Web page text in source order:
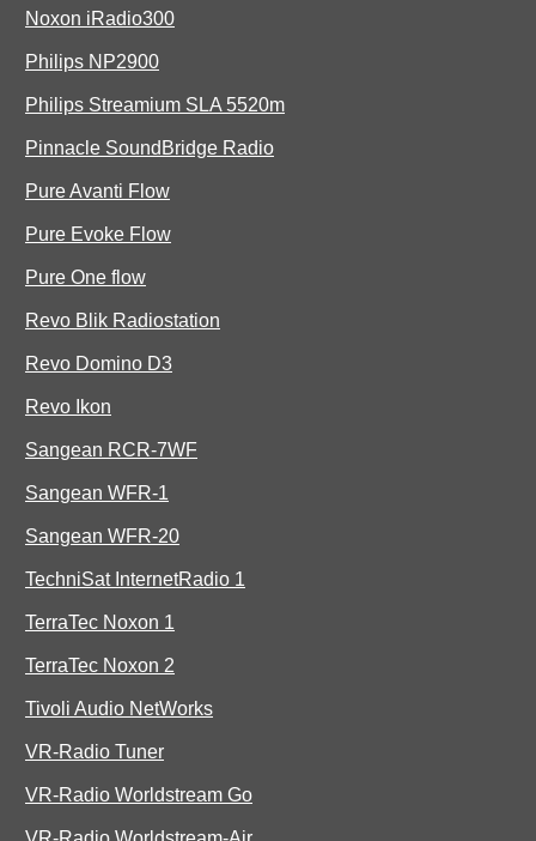
Noxon iRadio300
Philips NP2900
Philips Streamium SLA 5520m
Pinnacle SoundBridge Radio
Pure Avanti Flow
Pure Evoke Flow
Pure One flow
Revo Blik Radiostation
Revo Domino D3
Revo Ikon
Sangean RCR-7WF
Sangean WFR-1
Sangean WFR-20
TechniSat InternetRadio 1
TerraTec Noxon 1
TerraTec Noxon 2
Tivoli Audio NetWorks
VR-Radio Tuner
VR-Radio Worldstream Go